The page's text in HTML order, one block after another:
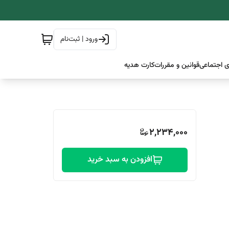
ورود | ثبت‌نام
اجتماعیقوانین و مقرراتکارت هدیه
2,234,000
افزودن به سبد خرید